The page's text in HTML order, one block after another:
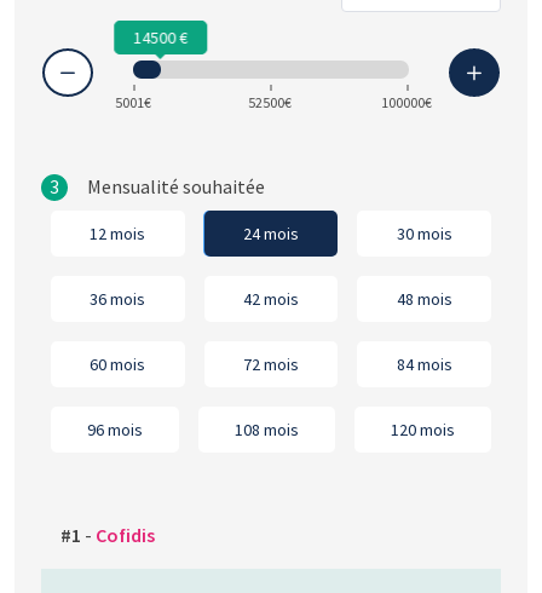
14500
5001€ 52500€ 100000€
3 Mensualité souhaitée
12 mois 24 mois 30 mois
36 mois 42 mois 48 mois
60 mois 72 mois 84 mois
96 mois 108 mois 120 mois
#1 - Cofidis